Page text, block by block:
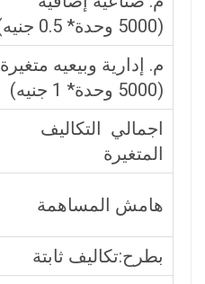
(5000 وحدة* 0.5 جنيه)
م. إدارية وبيعيه متغيرة
(5000 وحدة* 1 جنيه)
اجمالي التكاليف
المتغيرة
هامش المساهمة
بطرح:تكاليف ثابتة